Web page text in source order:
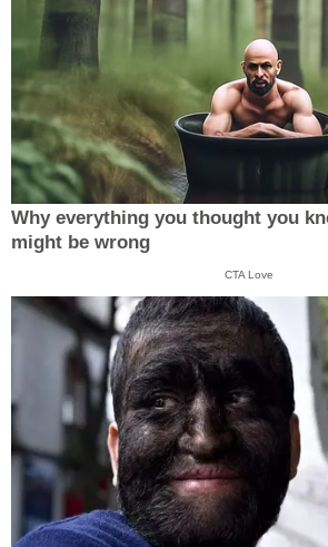
Why everything you thought you
might be wrong
CTA Love